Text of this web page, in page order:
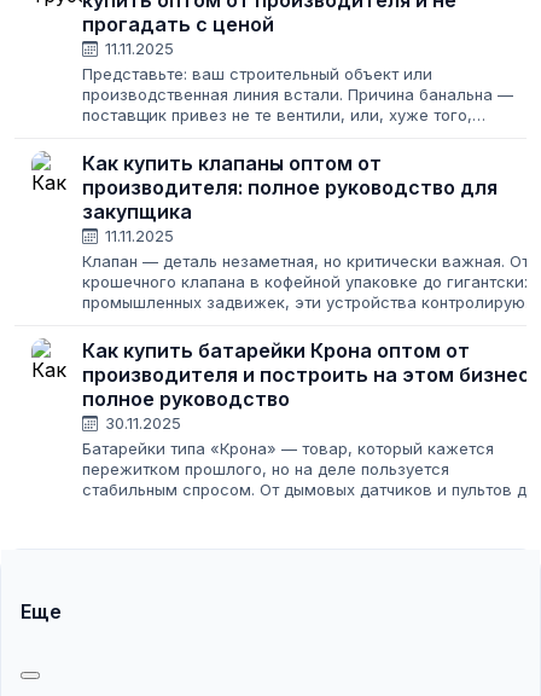
прогадать с ценой
11.11.2025
Представьте: ваш строительный объект или
производственная линия встали. Причина банальна —
поставщик привез не те вентили, или, хуже того,
качества и дала течь на первом же испытании....
Как купить клапаны оптом от
производителя: полное руководство для
закупщика
11.11.2025
Клапан — деталь незаметная, но критически важная. От
крошечного клапана в кофейной упаковке до гигантских
промышленных задвижек, эти устройства контролируют
строительство, производство...
Как купить батарейки Крона оптом от
производителя и построить на этом бизнес:
полное руководство
30.11.2025
Батарейки типа «Крона» — товар, который кажется
пережитком прошлого, но на деле пользуется
стабильным спросом. От дымовых датчиков и пультов до
Еще